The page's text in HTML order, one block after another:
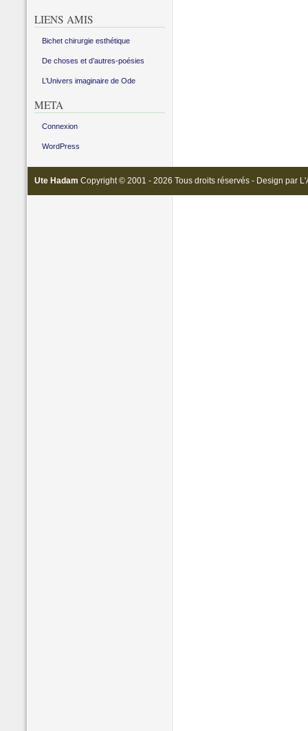
LIENS AMIS
Bichet chirurgie esthétique
De choses et d’autres-poésies
L’Univers imaginaire de Ode
META
Connexion
WordPress
Ute Hadam Copyright © 2001 - 2026 Tous droits réservés - Design par